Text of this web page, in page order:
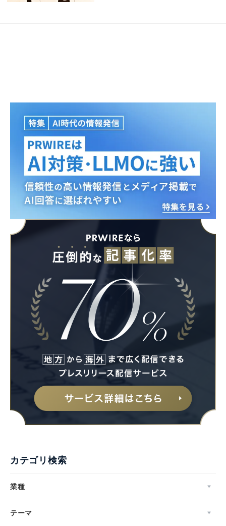
カテゴリ検索
業種
テーマ